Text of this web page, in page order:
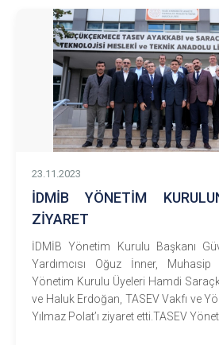
23.11.2023
İDMİB YÖNETİM
ZİYARET
İDMİB Yönetim Kurulu Başkanı
Yardımcısı Oğuz İnner,
Yönetim Kurulu Üyeleri Hamdi
ve Haluk Erdoğan, TASEV Vakfı ve
Yılmaz Polat’ı ziyaret etti.TASEV